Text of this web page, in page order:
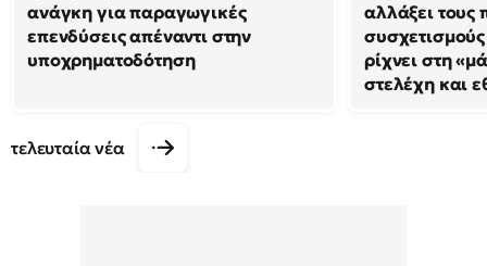
ανάγκη για παραγωγικές
επενδύσεις απέναντι στην
υποχρηματοδότηση
αλλάξει τους
ρίχνει στη
στελέχη και
τελευταία νέα